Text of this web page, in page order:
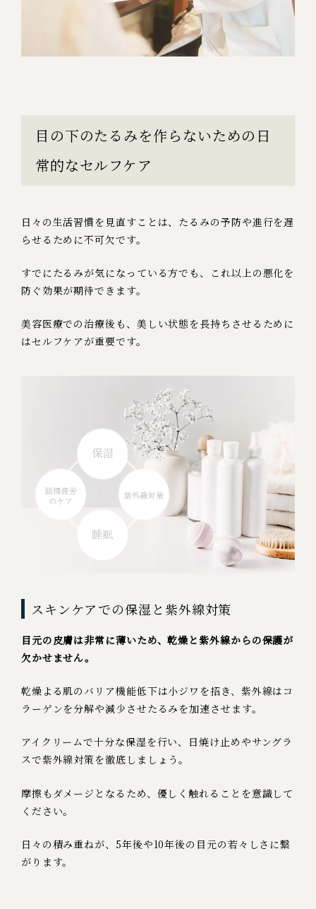
目の下のたるみを作らないための日
常的なセルフケア
日々の生活習慣を見直すことは、たるみの予防や進行を遅
らせるために不可欠です。
すでにたるみが気になっている方でも、これ以上の悪化を
防ぐ効果が期待できます。
美容医療での治療後も、美しい状態を長持ちさせるために
はセルフケアが重要です。
スキンケアでの保湿と紫外線対策
目元の皮膚は非常に薄いため、乾燥と紫外線からの保護が
欠かせません。
乾燥よる肌のバリア機能低下は小ジワを招き、紫外線はコ
ラーゲンを分解や減少させたるみを加速させます。
アイクリームで十分な保湿を行い、日焼け止めやサングラ
スで紫外線対策を徹底しましょう。
摩擦もダメージとなるため、優しく触れることを意識して
ください。
日々の積み重ねが、5年後や10年後の目元の若々しさに繋
がります。